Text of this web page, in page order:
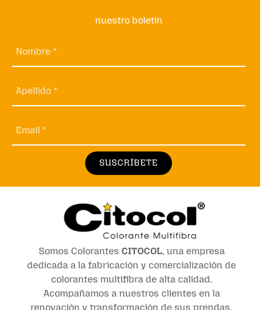
nuestro boletín
Nombre *
Apellido *
Email *
SUSCRÍBETE
Somos Colorantes CITOCOL, una empresa
dedicada a la fabricación y comercialización de
colorantes multifibra de alta calidad.
Acompañamos a nuestros clientes en la
renovación y transformación de sus prendas,